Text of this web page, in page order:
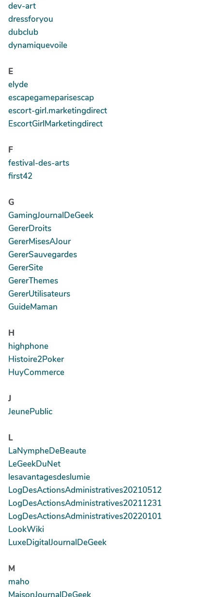
dev-art
dressforyou
dubclub
dynamiquevoile
E
elyde
escapegameparisescap
escort-girl.marketingdirect
EscortGirlMarketingdirect
F
festival-des-arts
first42
G
GamingJournalDeGeek
GererDroits
GererMisesAJour
GererSauvegardes
GererSite
GererThemes
GererUtilisateurs
GuideMaman
H
highphone
Histoire2Poker
HuyCommerce
J
JeunePublic
L
LaNympheDeBeaute
LeGeekDuNet
lesavantagesdeslumie
LogDesActionsAdministratives20210512
LogDesActionsAdministratives20211231
LogDesActionsAdministratives20220101
LookWiki
LuxeDigitalJournalDeGeek
M
maho